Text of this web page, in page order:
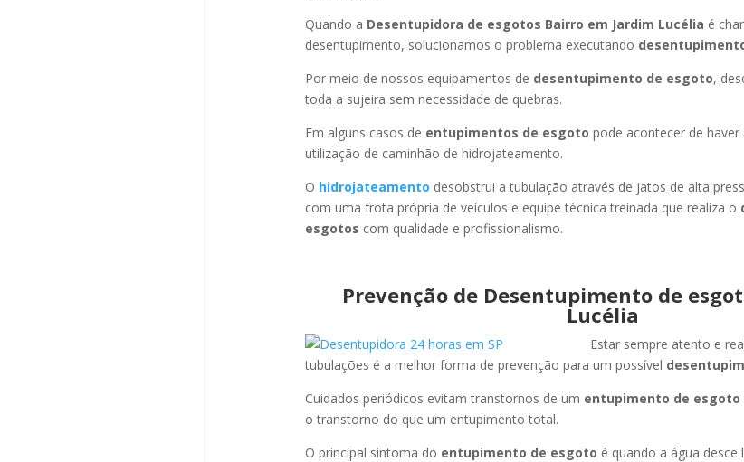
Quando a Desentupidora de esgotos Bairro em Jardim Lucélia é
desentupimento, solucionamos o problema executando
Por meio de nossos equipamentos de desentupimento de esgoto,
toda a sujeira sem necessidade de quebras.
Em alguns casos de entupimentos de esgoto pode acontecer de haver
utilização de caminhão de hidrojateamento.
O hidrojateamento desobstrui a tubulação através de jatos de alta
com uma frota própria de veículos e equipe técnica treinada que realiza o
esgotos com qualidade e profissionalismo.
Prevenção de Desentupimento de
Lucélia
Estar sempre atento e
tubulações é a melhor forma de prevenção para um possível
Cuidados periódicos evitam transtornos de um entupimento de esgoto
o transtorno do que um entupimento total.
O principal sintoma do entupimento de esgoto é quando a água